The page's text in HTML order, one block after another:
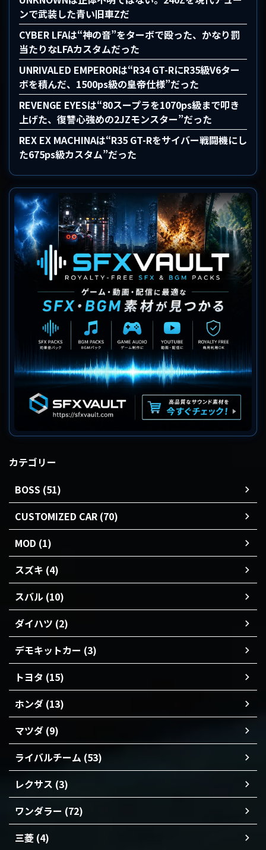
ンで武装した青い旧車Zだ
CYBER LFAは“神の音”をターボで殴った、かなり罰
当たりなLFAカスタムだった
UNRIVALED EMPERORは“R34 GT-RにR35級V6ター
ボを積んだ、1500ps級の皇帝仕様”だった
REVENGE EYESは“80スープラを1070ps級まで叩き
上げた、復讐心強めの2JZモンスター”だった
REX EX MACHINAは“R35 GT-Rをサイバー戦闘機にし
た675ps級カスタム”だった
カテゴリー
BOSS (51)
CUSTOMIZED CAR (70)
MOD (1)
スズキ (4)
スバル (10)
ダイハツ (2)
デモキットカー (3)
トヨタ (15)
ホンダ (13)
マツダ (9)
ライバルチーム (53)
レクサス (3)
ワンダラー (72)
三菱 (4)